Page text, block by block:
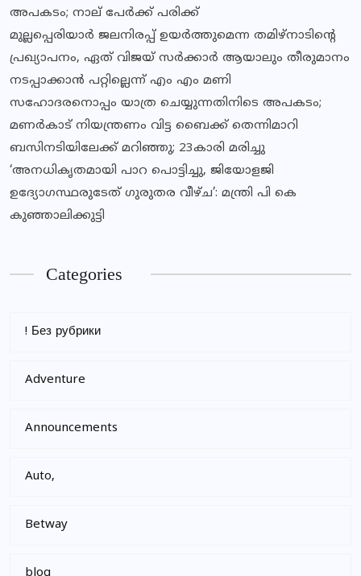
അപകടം; നാല് പേർക്ക് പരിക്ക്
മുല്ലപ്പെരിയാര്‍ ജലനിരപ്പ് ഉയര്‍ത്തുമെന്ന തമിഴ്‌നാടിന്റെ
പ്രഖ്യാപനം, ഏത് വിജയ് സര്‍ക്കാര്‍ ആയാലും തീരുമാനം
നടപ്പാക്കാന്‍ പറ്റില്ലെന്ന് എം എം മണി
സഹോദരനൊപ്പം യാത്ര ചെയ്യുന്നതിനിടെ അപകടം;
മണര്‍കാട് നിയന്ത്രണം വിട്ട ബൈക്ക് തെന്നിമാറി
ബസിനടിയിലേക്ക് മറിഞ്ഞു; 23കാരി മരിച്ചു
‘അനധികൃതമായി പാറ പൊട്ടിച്ചു, ജിയോളജി
ഉദ്യോഗസ്ഥരുടേത് ഗുരുതര വീഴ്ച’: മന്ത്രി പി കെ
കുഞ്ഞാലിക്കുട്ടി
Categories
! Без рубрики
Adventure
Announcements
Auto,
Betway